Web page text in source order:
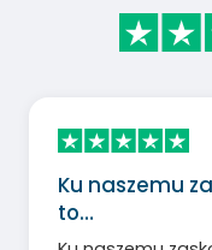
Ku naszemu
to…